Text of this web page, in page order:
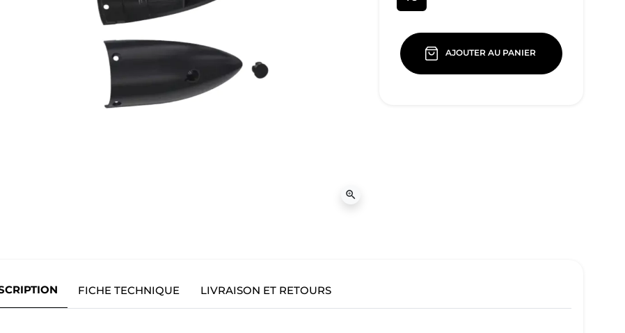
zoom_in
AJOUTER AU PANIER
FICHE TECHNIQUE LIVRAISON ET RETOURS